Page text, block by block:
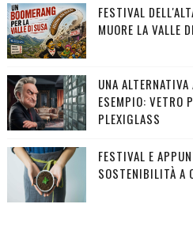
FESTIVAL
MUORE LA VALLE
UNA
ESEMPIO: VETRO
PLEXIGLASS
FESTIVAL E
SOSTENIBILITÀ A